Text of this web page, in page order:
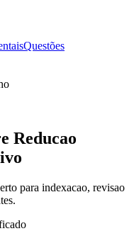
Questões
Reducao
para indexacao, revisao